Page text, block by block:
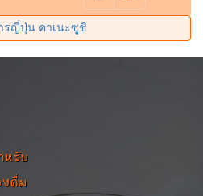
รญี่ปุ่น คาเนะซูชิ
หรับ
งดื่ม